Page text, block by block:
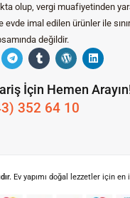
olup, vergi muafiyetinden
evde imal edilen ürünler ile
değildir.
İçin Hemen
352 64 10
Ev yapımı doğal lezzetler için en